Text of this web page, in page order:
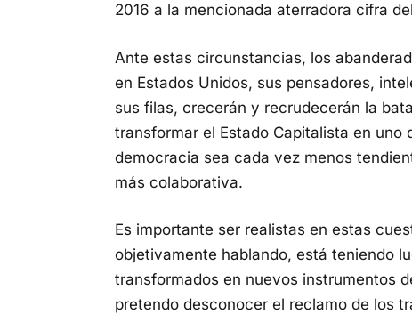
2016 a la mencionada aterradora cifra
Ante estas circunstancias, los
en Estados Unidos, sus pensadores,
sus filas, crecerán y recrudecerán la
transformar el Estado Capitalista en
democracia sea cada vez menos
más colaborativa.
Es importante ser realistas en estas
objetivamente hablando, está teniendo
transformados en nuevos instrumentos
pretendo desconocer el reclamo de los